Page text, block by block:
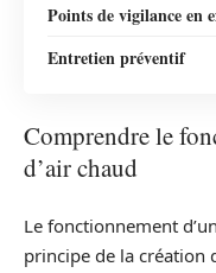
Points de vigilance en
Entretien préventif
Comprendre le
d’air chaud
Le fonctionnement
principe de la création